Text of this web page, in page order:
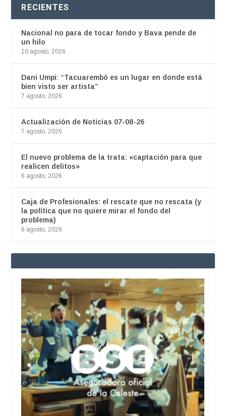
RECIENTES
Nacional no para de tocar fondo y Bava pende de
un hilo
10 agosto, 2026
Dani Umpi: “Tacuarembó es un lugar en donde está
bien visto ser artista”
7 agosto, 2026
Actualización de Noticias 07-08-26
7 agosto, 2026
El nuevo problema de la trata: «captación para que
realicen delitos»
6 agosto, 2026
Caja de Profesionales: el rescate que no rescata (y
la política que no quiere mirar el fondo del
problema)
6 agosto, 2026